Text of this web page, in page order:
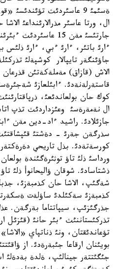
ةسئمئ 9 عاسئردئث تؤئندئسئ
جارتئسئ مةن 15
ءارئ باتئر، ءارئ ءبي، ءارئ
جاؤئنگةر تايپالار كوشپةلئ
الاش (قازاق) مةملةكةتئن قذرعان
قاستةرلةنةدئ. ءابئلعازئ
كوك حان بولعاندئعئ،
ال نةمةرةسئ وعئزداردئث تذپ
جازئلادئ. راشيد ءاد-دين مةن
سذرگةن جةرئ - دةشتئ
كورسةتةدئ. بذل تاريحي دةرةكتةر
ورداسئ ذلئ تاؤ توثئرةگئندة
ذشتاسادئ. شوقان ؤاليحانوأ ذلئ
شةگئپ، الاشا حان كذمبةزئ،
كذمبةزئ سةكئلدئ ساؤلةت
جذرگئزئپ، سيپاتتاما بةرگةن.
تذركئستاننئث ءبئر حانئ (قئزئل
تؤعاندئقتان، ونئ ذناتپاي
بويئنان ارقاعا جئبةرةدئ. از
جئگئتتةر جينالئپ، ةلدة بةدةلئ